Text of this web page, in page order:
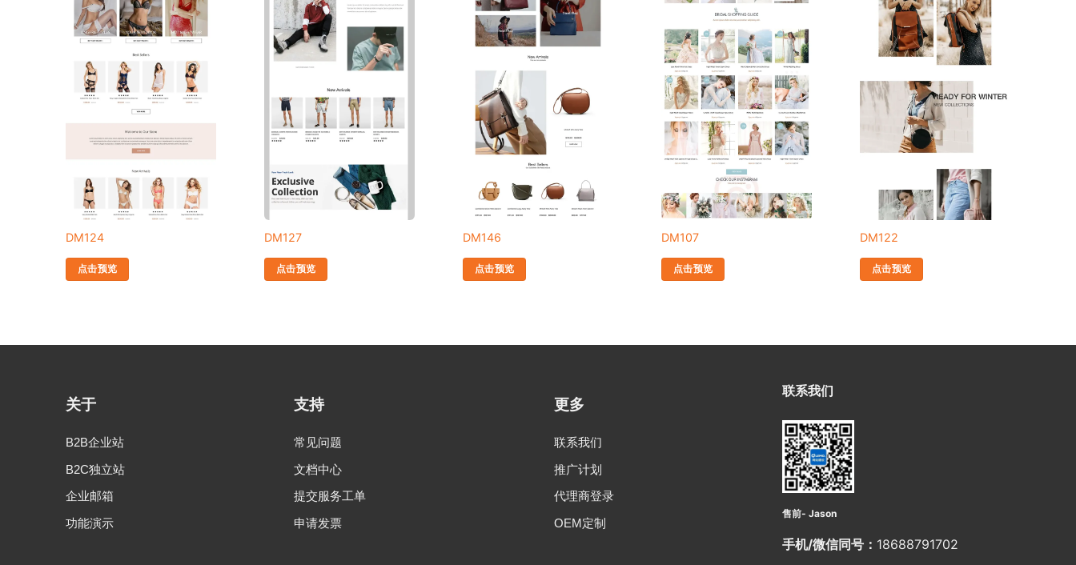
DM124
点击预览
DM127
点击预览
DM146
点击预览
DM107
点击预览
DM122
点击预览
关于
B2B企业站
B2C独立站
企业邮箱
功能演示
支持
常见问题
文档中心
提交服务工单
申请发票
更多
联系我们
推广计划
代理商登录
OEM定制
联系我们
售前- Jason
手机/微信同号： 18688791702